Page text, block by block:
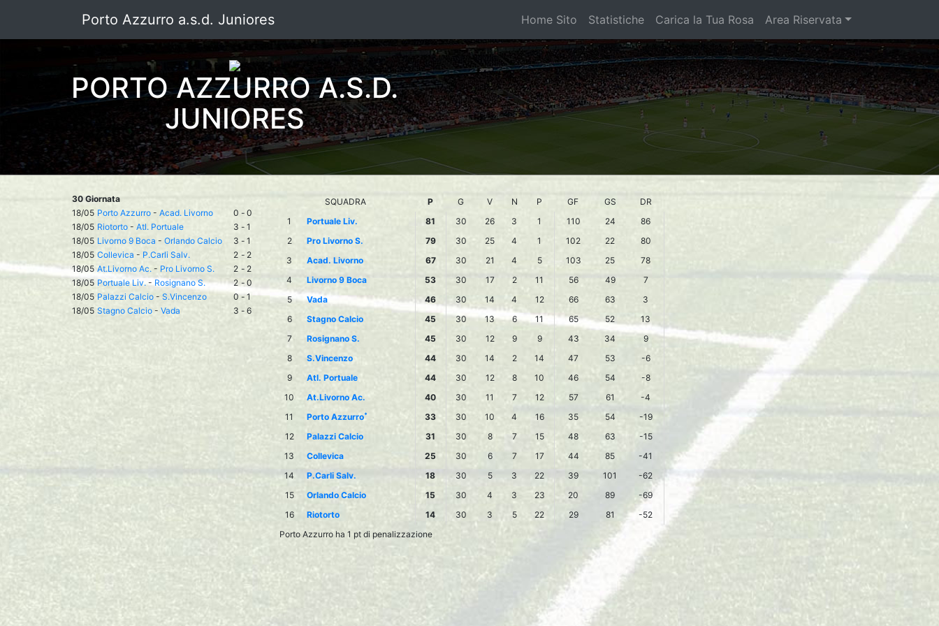
Porto Azzurro a.s.d. Juniores Home Sito Statistiche Carica la Tua Rosa Area Riservata
PORTO AZZURRO A.S.D.
JUNIORES
30 Giornata
18/05 Porto Azzurro - Acad. Livorno 0 - 0
18/05 Riotorto - Atl. Portuale 3 - 1
18/05 Livorno 9 Boca - Orlando Calcio 3 - 1
18/05 Collevica - P.Carli Salv. 2 - 2
18/05 At.Livorno Ac. - Pro Livorno S. 2 - 2
18/05 Portuale Liv.- Rosignano S. 2 - 0
18/05 Palazzi Calcio - S.Vincenzo 0 -1
18/05 Stagno Calcio - Vada 3 - 6
SQUADRA P G V N P GF GS
DR
1
Portuale Liv. 81 30 26 3 1 110 24
86
2
Pro Livorno S. 79 30 25 4 1 102 22
80
3
Acad. Livorno 67 30 21 4 5 103 25
78
4
Livorno 9 Boca 53 30 17 2 11 56 49
7
5
Vada 46 30 14 4 12 66 63
3
6
Stagno Calcio 45 30 13 6 11 65 52
13
7
Rosignano S. 45 30 12 9 9 43 34
9
8
S.Vincenzo 44 30 14 2 14 47 53
-6
9
Atl. Portuale 44 30 12 8 10 46 54
-8
10
At.Livorno Ac. 40 30 11 7 12 57 61
-4
11
Porto Azzurro* 33 30 10 4 16 35 54
-19
12
Palazzi Calcio 31 30 8 7 15 48 63
-15
13
Collevica 25 30 6 7 17 44 85
-41
14
P.Carli Salv. 18 30 5 3 22 39 101
-62
15
Orlando Calcio 15 30 4 3 23 20 89
-69
16
Riotorto 14 30 3 5 22 29 81
-52
Porto Azzurro ha 1 pt di penalizzazione